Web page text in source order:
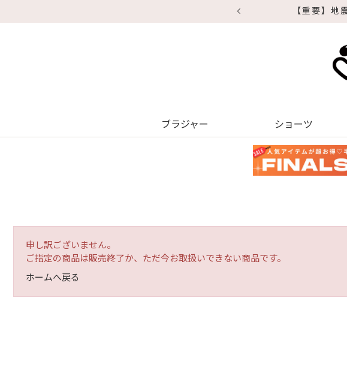
【重要】地震による配送遅延・店舗休業のお知らせ
ブラジャー ショーツ
申し訳ございません。
ご指定の商品は販売終了か、ただ今お取扱いできない商品です。
ホームへ戻る